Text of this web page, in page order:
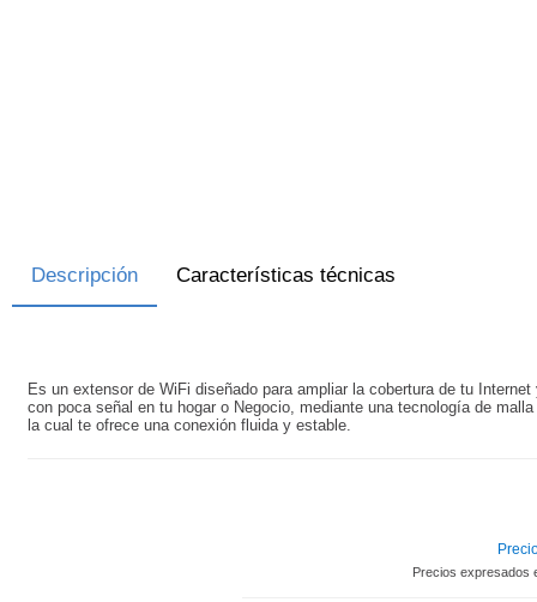
Descripción Características técnicas
Es un extensor de WiFi diseñado para ampliar la cobertura de tu
con poca señal en tu hogar o Negocio, mediante una tecnología de
la cual te ofrece una conexión fluida y estable.
Precios expresados